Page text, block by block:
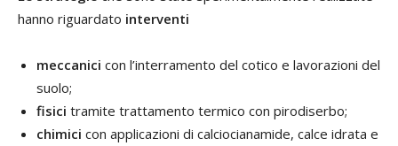
hanno riguardato interventi
meccanici con l’interramento del cotico e lavorazioni del
suolo;
fisici tramite trattamento termico con pirodiserbo;
chimici con applicazioni di calciocianamide, calce idrata e